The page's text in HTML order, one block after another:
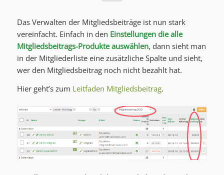
Das Verwalten der Mitgliedsbeiträge ist nun stark
vereinfacht. Einfach in den Einstellungen die alle
Mitgliedsbeitrags-Produkte auswählen, dann sieht man
in der Mitgliederliste eine zusätzliche Spalte und sieht,
wer den Mitgliedsbeitrag noch nicht bezahlt hat.
Hier geht’s zum Leitfaden Mitgliedsbeitrag.